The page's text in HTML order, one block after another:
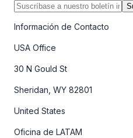
Información de Contacto
USA Office
30 N Gould St
Sheridan, WY 82801
United States
Oficina de LATAM